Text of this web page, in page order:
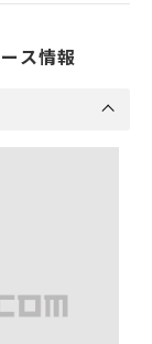
ス情報